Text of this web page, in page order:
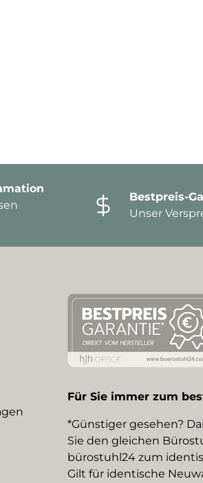
Bestpreis-
Unser
Für Sie immer zum
*Günstiger gesehen?
Sie den gleichen
bürostuhl24 zum
Gilt für identische